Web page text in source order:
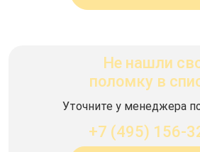
Не нашли
поломку в
Уточните у менеджера
+7 (495) 156-